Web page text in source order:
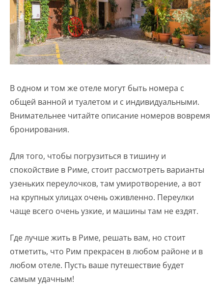
В одном и том же отеле могут быть номера с
общей ванной и туалетом и с индивидуальными.
Внимательнее читайте описание номеров вовремя
бронирования.
Для того, чтобы погрузиться в тишину и
спокойствие в Риме, стоит рассмотреть варианты
узеньких переулочков, там умиротворение, а вот
на крупных улицах очень оживленно. Переулки
чаще всего очень узкие, и машины там не ездят.
Где лучше жить в Риме, решать вам, но стоит
отметить, что Рим прекрасен в любом районе и в
любом отеле. Пусть ваше путешествие будет
самым удачным!